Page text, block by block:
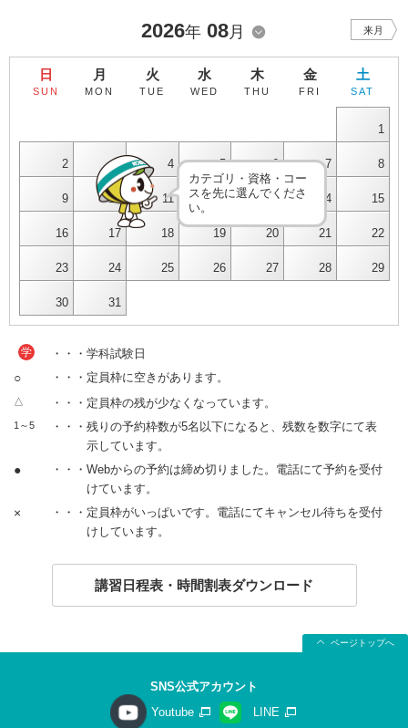
2026年 08月 来月
日
SUN
月
MON
火
TUE
水
WED
木
THU
金
FRI
土
SAT
1
2 3 4 5 6 7 8
9 10 11 12 13 14 15
16 17 18 19 20 21 22
23 24 25 26 27 28 29
30 31
カテゴリ・資格・コー
スを先に選んでくださ
い。
学 ・・・学科試験日
○ ・・・定員枠に空きがあります。
△ ・・・定員枠の残が少なくなっています。
1～5
・・・残りの予約枠数が5名以下になると、残数を数字にて表
示しています。
●
・・・Webからの予約は締め切りました。電話にて予約を受付
けています。
×
・・・定員枠がいっぱいです。電話にてキャンセル待ちを受付
けしています。
講習日程表・時間割表ダウンロード
ページトップへ
SNS公式アカウント
Youtube
LINE